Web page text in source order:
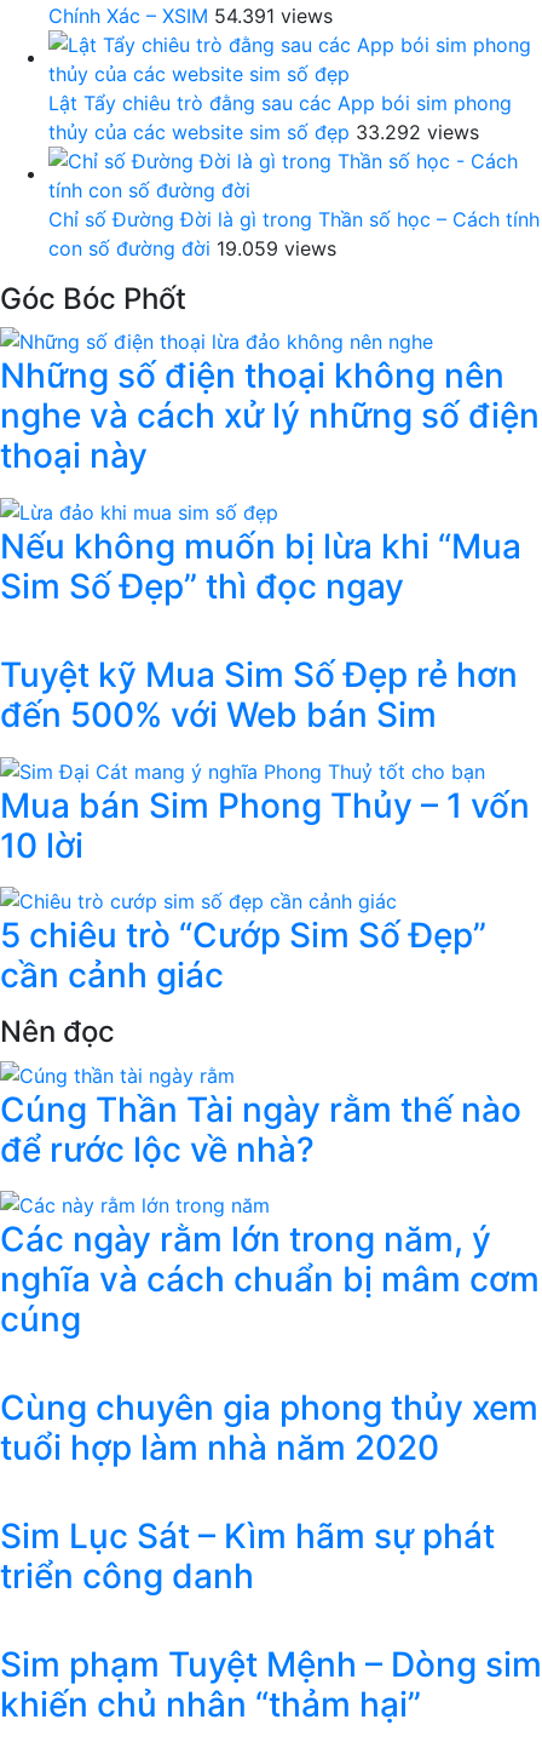
Chính Xác – XSIM 54.391 views
Lật Tẩy chiêu trò đằng sau các App bói sim phong
thủy của các website sim số đẹp 33.292 views
Chỉ số Đường Đời là gì trong Thần số học – Cách tính
con số đường đời 19.059 views
Góc Bóc Phốt
Những số điện thoại không nên
nghe và cách xử lý những số điện
thoại này
Nếu không muốn bị lừa khi “Mua
Sim Số Đẹp” thì đọc ngay
Tuyệt kỹ Mua Sim Số Đẹp rẻ hơn
đến 500% với Web bán Sim
Mua bán Sim Phong Thủy – 1 vốn
10 lời
5 chiêu trò “Cướp Sim Số Đẹp”
cần cảnh giác
Nên đọc
Cúng Thần Tài ngày rằm thế nào
để rước lộc về nhà?
Các ngày rằm lớn trong năm, ý
nghĩa và cách chuẩn bị mâm cơm
cúng
Cùng chuyên gia phong thủy xem
tuổi hợp làm nhà năm 2020
Sim Lục Sát – Kìm hãm sự phát
triển công danh
Sim phạm Tuyệt Mệnh – Dòng sim
khiến chủ nhân “thảm hại”